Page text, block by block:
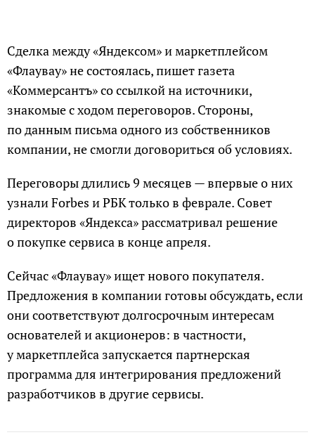
Сделка между «Яндексом» и маркетплейсом
«Флаувау» не состоялась, пишет газета
«Коммерсантъ» со ссылкой на источники,
знакомые с ходом переговоров. Стороны,
по данным письма одного из собственников
компании, не смогли договориться об условиях.
Переговоры длились 9 месяцев — впервые о них
узнали Forbes и РБК только в феврале. Совет
директоров «Яндекса» рассматривал решение
о покупке сервиса в конце апреля.
Сейчас «Флаувау» ищет нового покупателя.
Предложения в компании готовы обсуждать, если
они соответствуют долгосрочным интересам
основателей и акционеров: в частности,
у маркетплейса запускается партнерская
программа для интегрирования предложений
разработчиков в другие сервисы.